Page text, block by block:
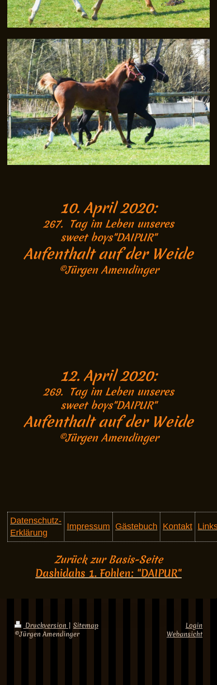
10. April 2020:
267. Tag im Leben unseres
sweet boys"DAIPUR"
Aufenthalt auf der Weide
©Jürgen Amendinger
12. April 2020:
269. Tag im Leben unseres
sweet boys"DAIPUR"
Aufenthalt auf der Weide
©Jürgen Amendinger
Datenschutz-
Erklärung
Impressum Gästebuch Kontakt
Zurück zur Basis-Seite
Dashidahs 1. Fohlen: "DAIPUR"
Druckversion | Sitemap
©Jürgen Amendinger
Login
Webansicht